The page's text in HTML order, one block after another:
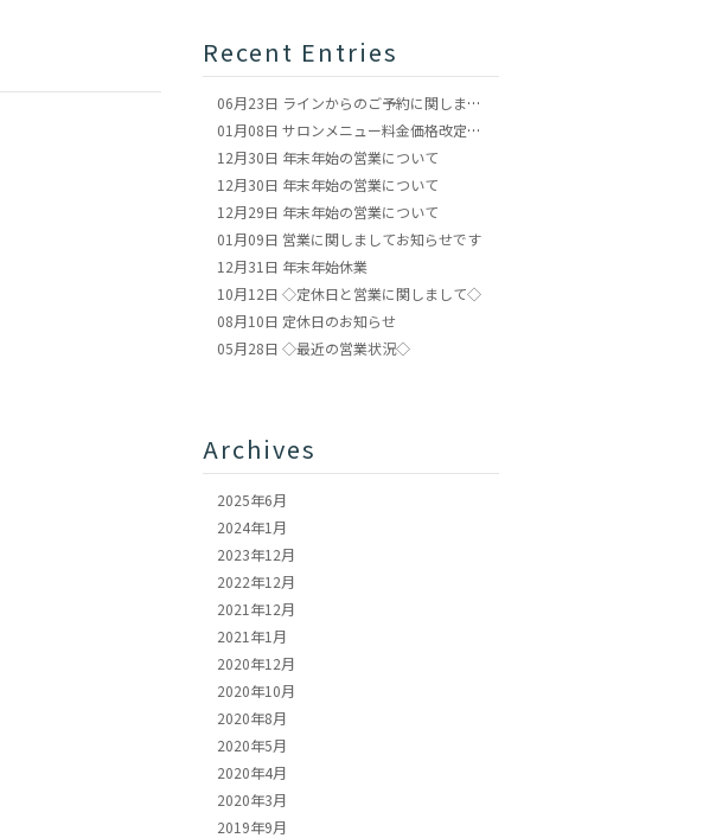
Recent Entries
06月23日 ラインからのご予約に関しまして
01月08日 サロンメニュー料金価格改定のお知らせ
12月30日 年末年始の営業について
12月30日 年末年始の営業について
12月29日 年末年始の営業について
01月09日 営業に関しましてお知らせです
12月31日 年末年始休業
10月12日 ◇定休日と営業に関しまして◇
08月10日 定休日のお知らせ
05月28日 ◇最近の営業状況◇
Archives
2025年6月
2024年1月
2023年12月
2022年12月
2021年12月
2021年1月
2020年12月
2020年10月
2020年8月
2020年5月
2020年4月
2020年3月
2019年9月